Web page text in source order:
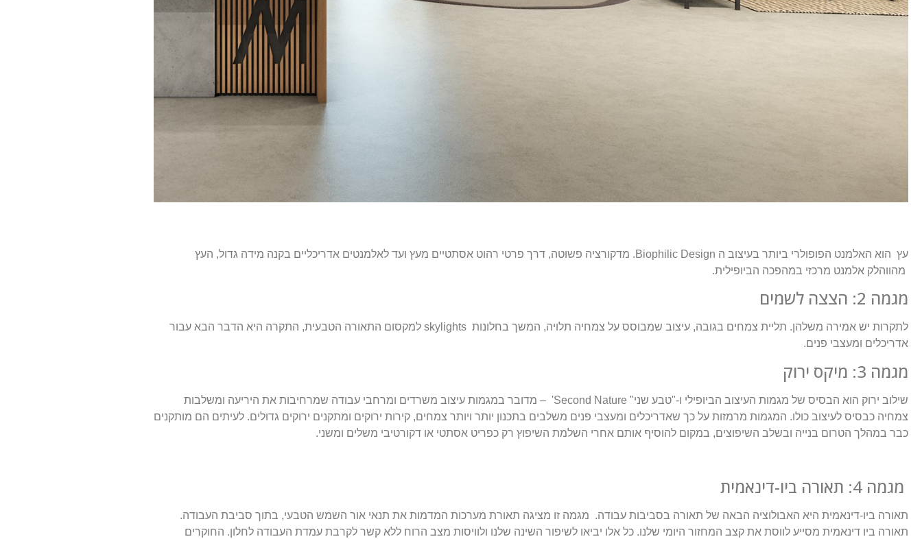
עץ הוא האלמנט הפופולרי ביותר בעיצוב ה Biophilic Design. מדקורציה פשוטה, דרך פרטי רהוט אסתטיים מעץ ועד לאלמנטים אדריכליים בקנה מידה גדול, העץ
מהווהלק אלמנט מרכזי במהפכה הביופילית.
מגמה 2: הצצה לשמים
לתקרות יש אמירה משלהן. תליית צמחים בגובה, עיצוב שמבוסס על צמחיה תלויה, המשך בחלונות skylights למקסום התאורה הטבעית, התקרה היא הדבר הבא עבור
אדריכלים ומעצבי פנים.
מגמה 3: מיקס ירוק
שילוב ירוק הוא הבסיס של מגמות העיצוב הביופילי ו-"טבע שני" Second Nature' – מדובר במגמות עיצוב משרדים ומרחבי עבודה שמרחיבות את היריעה ומשלבות
צמחיה כבסיס לעיצוב כולו. המגמות מרמזות על כך שאדריכלים ומעצבי פנים משלבים בתכנון יותר ויותר צמחים, קירות ירוקים ומתקנים ירוקים גדולים. לעיתים הם מותקנים
כבר במהלך הטרום בנייה ובשלב השיפוצים, במקום להוסיף אותם אחרי השלמת השיפוץ רק כפריט אסתטי או דקורטיבי משלים ומשני.
מגמה 4: תאורה ביו-דינאמית
תאורה ביו-דינאמית היא האבולוציה הבאה של תאורה בסביבות עבודה. מגמה זו מציגה תאורת מערכות המדמות את תנאי אור השמש הטבעי, בתוך סביבת העבודה.
תאורה ביו דינאמית מסייע לווסת את קצב המחזור היומי שלנו. כל אלו יביאו לשיפור השינה שלנו ולוויסות מצב הרוח ללא קשר לקרבת עמדת העבודה לחלון. החוקרים